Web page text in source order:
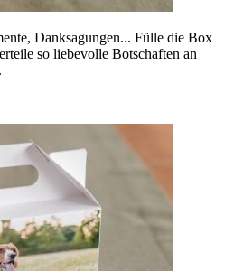
Danksagungen... Fülle die Box
so liebevolle Botschaften an